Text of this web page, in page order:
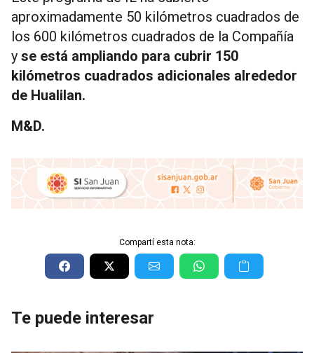
aproximadamente 50 kilómetros cuadrados de
los 600 kilómetros cuadrados de la Compañía
y se está ampliando para cubrir 150
kilómetros cuadrados adicionales alrededor
de Hualilan.
M&D.
Compartí esta nota:
Te puede interesar